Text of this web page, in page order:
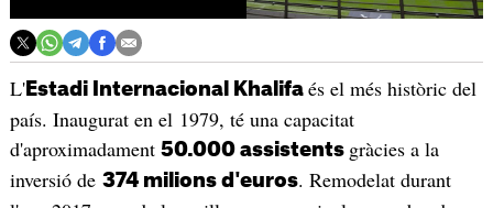
L'Estadi Internacional Khalifa és el més històric del
país. Inaugurat en el 1979, té una capacitat
d'aproximadament 50.000 assistents gràcies a la
inversió de 374 milions d'euros. Remodelat durant